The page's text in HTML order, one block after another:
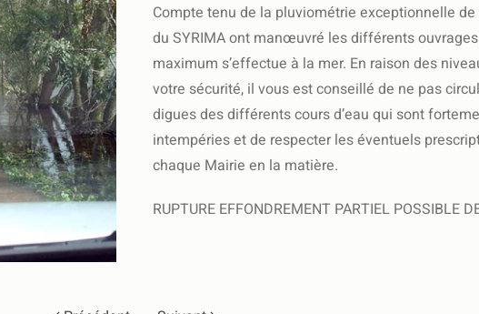
Compte tenu de la pluviométrie exceptionnelle
du SYRIMA ont manœuvré les différents
maximum s’effectue à la mer. En raison des
votre sécurité, il vous est conseillé de ne pas
digues des différents cours d’eau qui sont
intempéries et de respecter les éventuels
chaque Mairie en la matière.
RUPTURE EFFONDREMENT PARTIEL POSSIBLE